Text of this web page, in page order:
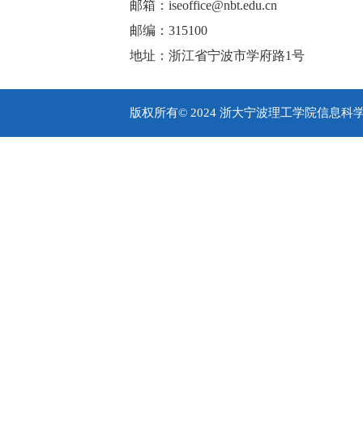
邮箱：iseoffice@nbt.edu.cn
邮编：315100
地址：浙江省宁波市学府路1号
版权所有© 2024 浙大宁波理工学院信息科